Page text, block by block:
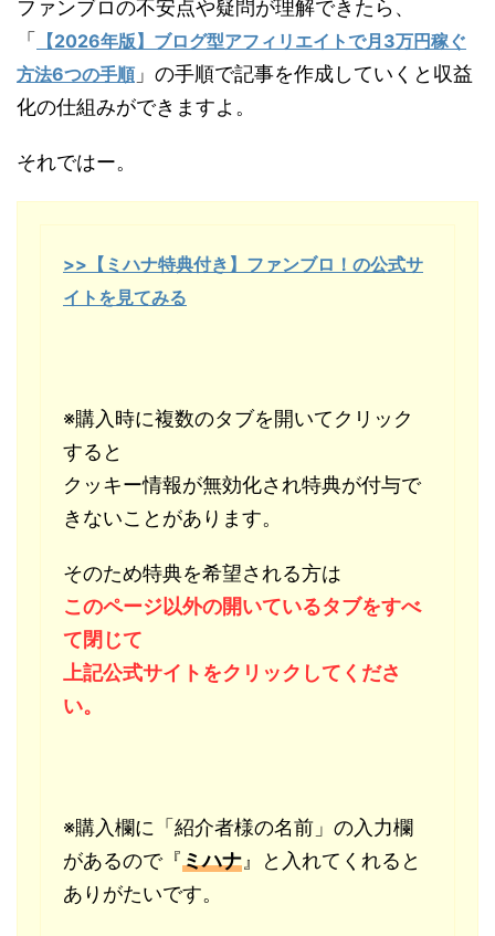
ファンブロの不安点や疑問が理解できたら、
「
【2026年版】ブログ型アフィリエイトで月3万円稼ぐ
方法6つの手順」の手順で記事を作成していくと収益
化の仕組みができますよ。
それではー。
>>【ミハナ特典付き】ファンブロ！の公式サ
イトを見てみる
※購入時に複数のタブを開いてクリック
すると
クッキー情報が無効化され特典が付与で
きないことがあります。
そのため特典を希望される方は
このページ以外の開いているタブをすべ
て閉じて
上記公式サイトをクリックしてくださ
い。
※購入欄に「紹介者様の名前」の入力欄
があるので『ミハナ 』と入れてくれると
ありがたいです。